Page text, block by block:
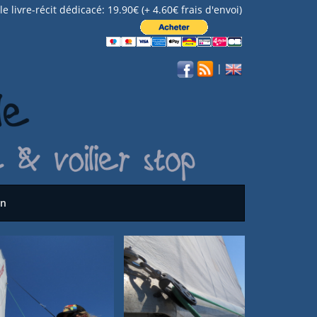
livre-récit dédicacé: 19.90€ (+ 4.60€ frais d'envoi)
|